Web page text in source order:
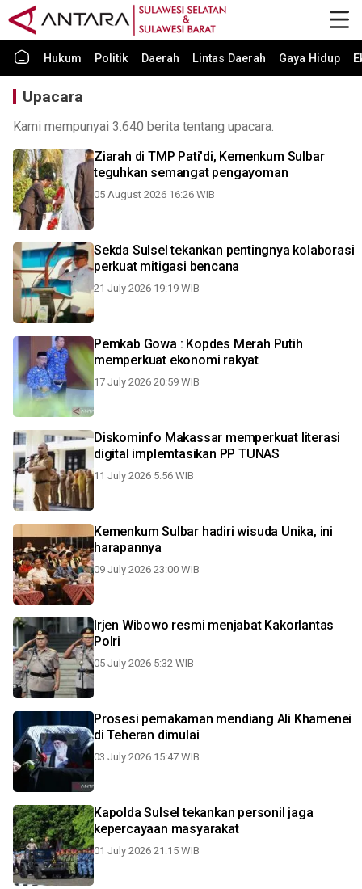
Hukum Politik Daerah Lintas Daerah Gaya Hidup
Upacara
Kami mempunyai 3.640 berita tentang upacara.
Ziarah di TMP Pati'di, Kemenkum Sulbar
teguhkan semangat pengayoman
05 August 2026 16:26 WIB
Sekda Sulsel tekankan pentingnya kolaborasi
perkuat mitigasi bencana
21 July 2026 19:19 WIB
Pemkab Gowa : Kopdes Merah Putih
memperkuat ekonomi rakyat
17 July 2026 20:59 WIB
Diskominfo Makassar memperkuat literasi
digital implemtasikan PP TUNAS
11 July 2026 5:56 WIB
Kemenkum Sulbar hadiri wisuda Unika, ini
harapannya
09 July 2026 23:00 WIB
Irjen Wibowo resmi menjabat Kakorlantas
Polri
05 July 2026 5:32 WIB
Prosesi pemakaman mendiang Ali Khamenei
di Teheran dimulai
03 July 2026 15:47 WIB
Kapolda Sulsel tekankan personil jaga
kepercayaan masyarakat
01 July 2026 21:15 WIB